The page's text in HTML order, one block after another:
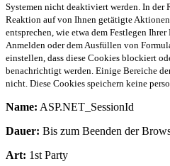
Systemen nicht deaktiviert werden. In der
Reaktion auf von Ihnen getätigte
entsprechen, wie etwa dem Festlegen
Anmelden oder dem Ausfüllen von
einstellen, dass diese Cookies blockiert
benachrichtigt werden. Einige Bereiche
nicht. Diese Cookies speichern keine
Name: ASP.NET_SessionId
Dauer: Bis zum Beenden der
Art: 1st Party